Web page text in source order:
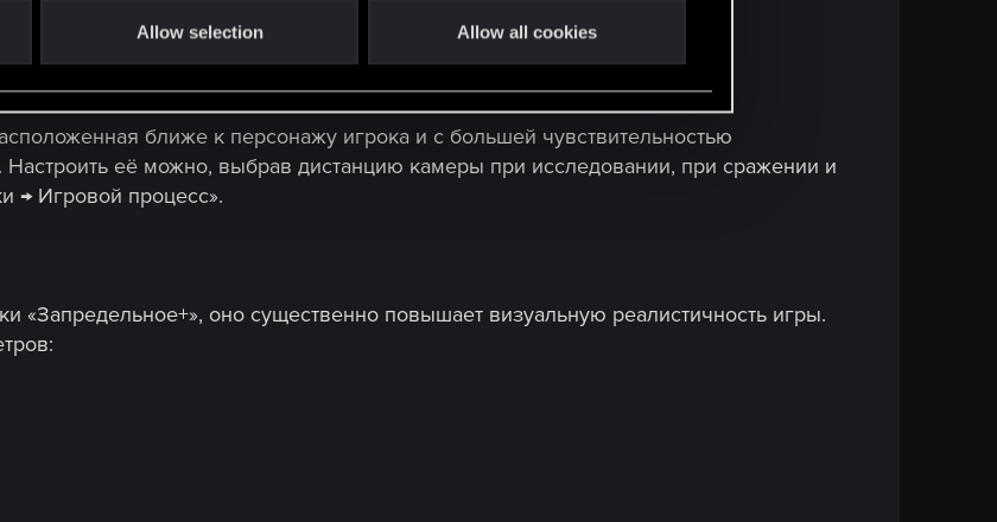
Allow selection Allow all cookies
потрясающие снимки в игре.
игру во время просмотра видеороликов.
ближе к персонажу игрока и с большей чувствительностью
её можно, выбрав дистанцию камеры при исследовании, при сражении и
→ Игровой процесс».
«Запредельное+», оно существенно повышает визуальную реалистичность игры.